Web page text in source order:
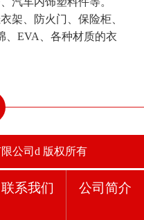
架、防火门、保险柜、
、EVA、各种材质的衣
公司d 版权所有
联系我们 公司简介